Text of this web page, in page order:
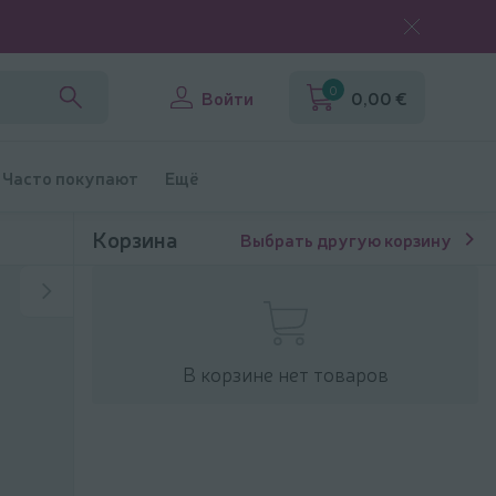
Войти 0 0,00 €
Часто покупают Ещё
Корзина Выбрать другую корзину
В корзине нет товаров